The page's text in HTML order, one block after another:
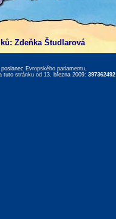
Zdeňka Študlarová
Evropského parlamentu,
tuto stránku od 13. března 2009: 397362492